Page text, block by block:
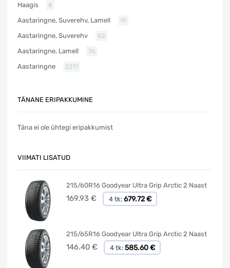
Haagis 8
Aastaringne, Suverehv, Lamell 19
Aastaringne, Suverehv 82
Aastaringne, Lamell 76
Aastaringne 2217
TÄNANE ERIPAKKUMINE
Täna ei ole ühtegi eripakkumist
VIIMATI LISATUD
215/60R16 Goodyear Ultra Grip Arctic 2 Naast
169.93 € 4 tk: 679.72 €
215/65R16 Goodyear Ultra Grip Arctic 2 Naast
146.40 € 4 tk: 585.60 €